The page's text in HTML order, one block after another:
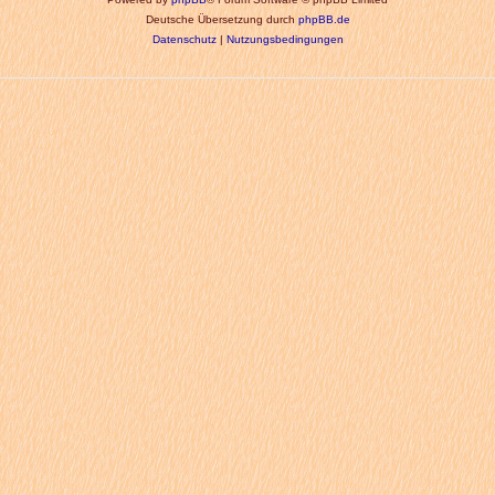
Deutsche Übersetzung durchphpBB.de
Datenschutz|Nutzungsbedingungen